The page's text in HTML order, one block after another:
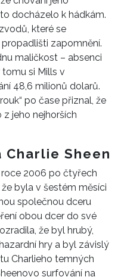
docházelo k hádkám.
které se
zapomnění.
maličkost – absenci
si Mills v
48,6 milionů dolarů.
po čase přiznal, že
jeho nejhorších
Charlie Sheen
2006 po čtyřech
byla v šestém měsíci
společnou dceru
obou dcer do své
že byl hrubý,
hry a byl závislý
Charlieho temných
surfování na